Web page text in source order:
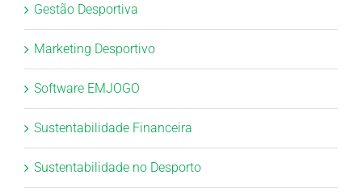
Gestão Desportiva
Marketing Desportivo
Software EMJOGO
Sustentabilidade Financeira
Sustentabilidade no Desporto